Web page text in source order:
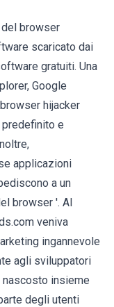
browser
scaricato dai
gratuiti. Una
Google
hijacker
e
applicazioni
a un
browser '. Al
veniva
ingannevole
agli sviluppatori
insieme
degli utenti